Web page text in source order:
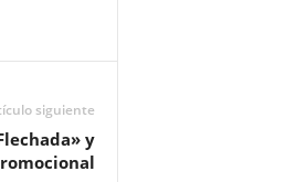
siguiente
y